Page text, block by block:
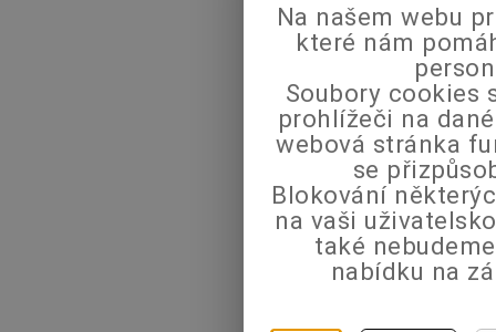
Na našem webu
které nám
Soubory cookies
prohlížeči na
webová stránka
se
Blokování
na vaši
také
nabídku na